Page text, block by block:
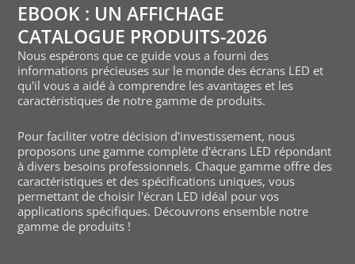
EBOOK : UN AFFICHAGE
CATALOGUE PRODUITS-2026
Nous espérons que ce guide vous a fourni des
informations précieuses sur le monde des écrans LED et
qu'il vous a aidé à comprendre les avantages et les
caractéristiques de notre gamme de produits.
Pour faciliter votre décision d'investissement, nous
proposons une gamme complète d'écrans LED répondant
à divers besoins professionnels. Chaque gamme offre des
caractéristiques et des spécifications uniques, vous
permettant de choisir l'écran LED idéal pour vos
applications spécifiques. Découvrons ensemble notre
gamme de produits !